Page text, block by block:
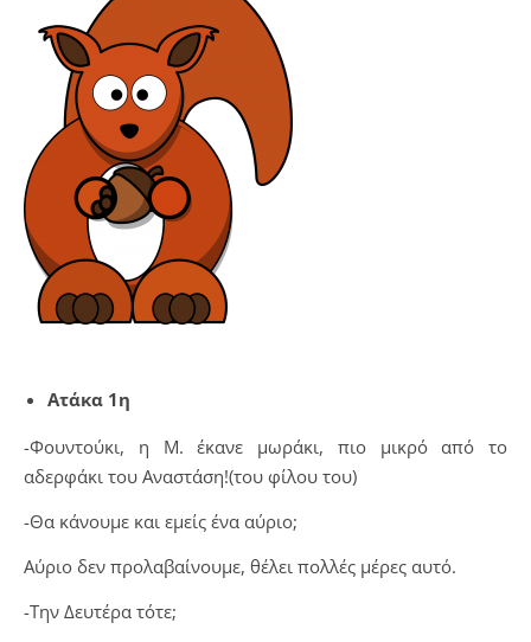
Ατάκα 1η
-Φουντούκι, η Μ. έκανε μωράκι, πιο μικρό από το
αδερφάκι του Αναστάση!(του φίλου του)
-Θα κάνουμε και εμείς ένα αύριο;
Αύριο δεν προλαβαίνουμε, θέλει πολλές μέρες αυτό.
-Την Δευτέρα τότε;